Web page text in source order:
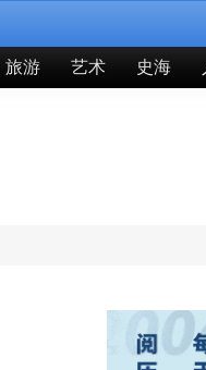
旅游 艺术 史海